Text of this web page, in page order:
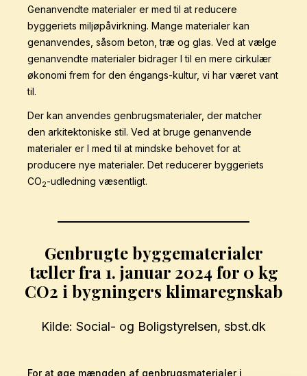
Genanvendte materialer er med til at reducere
byggeriets miljøpåvirkning. Mange materialer kan
genanvendes, såsom beton, træ og glas. Ved at vælge
genanvendte materialer bidrager I til en mere cirkulær
økonomi frem for den éngangs-kultur, vi har været vant
til.
Der kan anvendes genbrugsmaterialer, der matcher
den arkitektoniske stil. Ved at bruge genanvende
materialer er I med til at mindske behovet for at
producere nye materialer. Det reducerer byggeriets
CO2-udledning væsentligt.
Genbrugte byggematerialer
tæller fra 1. januar 2024 for 0 kg
CO2 i bygningers klimaregnskab
Kilde: Social- og Boligstyrelsen, sbst.dk
For at øge mængden af genbrugsmaterialer i